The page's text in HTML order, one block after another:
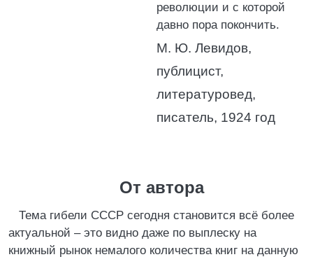
революции и с которой
давно пора покончить.
М. Ю. Левидов,
публицист,
литературовед,
писатель, 1924 год
От автора
Тема гибели СССР сегодня становится всё более
актуальной – это видно даже по выплеску на
книжный рынок немалого количества книг на данную